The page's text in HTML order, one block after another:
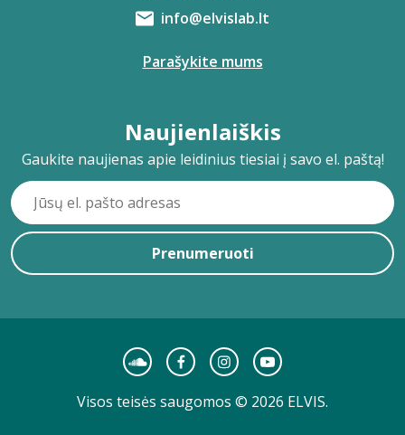
info@elvislab.lt
Parašykite mums
Naujienlaiškis
Gaukite naujienas apie leidinius tiesiai į savo el. paštą!
Prenumeruoti
Visos teisės saugomos © 2026 ELVIS.